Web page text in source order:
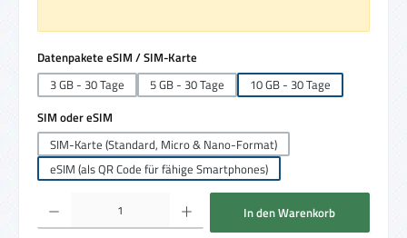
Datenpakete eSIM / SIM-Karte
3 GB - 30 Tage
5 GB - 30 Tage
10 GB - 30 Tage
SIM oder eSIM
SIM-Karte (Standard, Micro & Nano-Format)
eSIM (als QR Code für fähige Smartphones)
Produkt Anzahl: Gib den gewünschten Wert ein oder benutze die Schaltflächen um
In den Warenkorb